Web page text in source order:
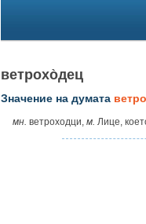
ветрохо̀дец
Значение на думата
мн. ветроходци, м. Лице,